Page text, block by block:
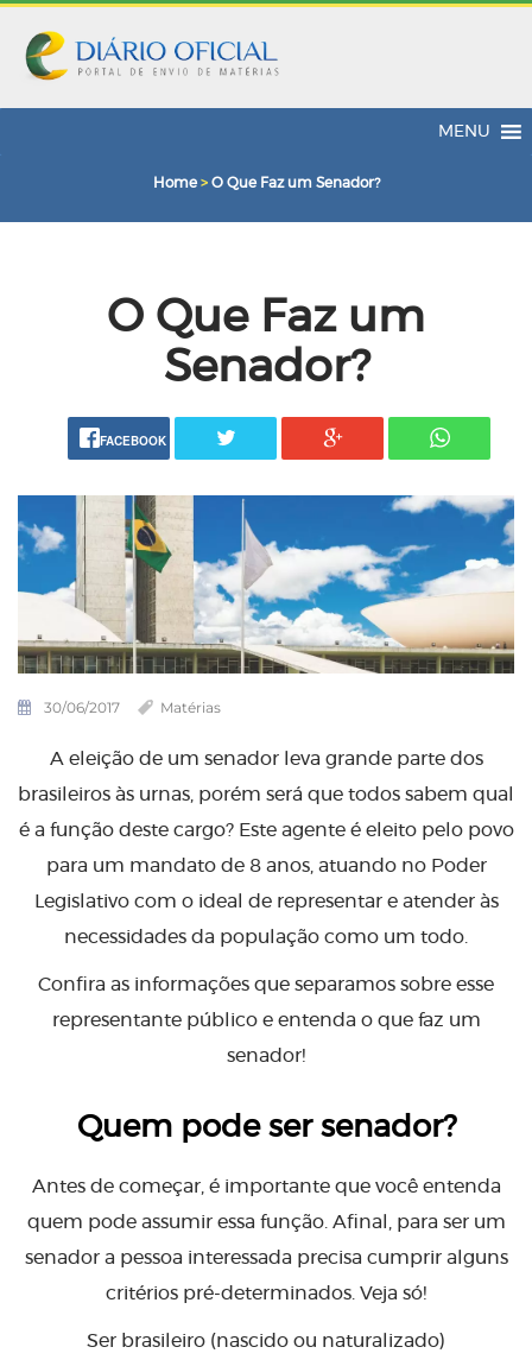
MENU
Home> O Que Faz um Senador?
O Que Faz um
Senador?
FACEBOOK
30/06/2017 Matérias
A eleição de um senador leva grande parte dos
brasileiros às urnas, porém será que todos sabem qual
é a função deste cargo? Este agente é eleito pelo povo
para um mandato de 8 anos, atuando no Poder
Legislativo com o ideal de representar e atender às
necessidades da população como um todo.
Confira as informações que separamos sobre esse
representante público e entenda o que faz um
senador!
Quem pode ser senador?
Antes de começar, é importante que você entenda
quem pode assumir essa função. Afinal, para ser um
senador a pessoa interessada precisa cumprir alguns
critérios pré-determinados. Veja só!
Ser brasileiro (nascido ou naturalizado)